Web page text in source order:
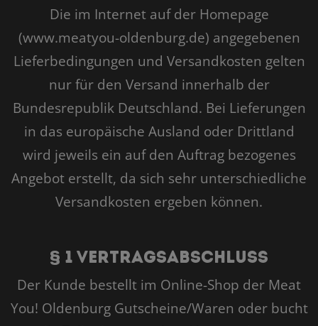
Die im Internet auf der Homepage
(www.meatyou-oldenburg.de) angegebenen
Lieferbedingungen und Versandkosten gelten
nur für den Versand innerhalb der
Bundesrepublik Deutschland. Bei Lieferungen
in das europäische Ausland oder Drittland
wird jeweils ein auf den Auftrag bezogenes
Angebot erstellt, da sich sehr unterschiedliche
Versandkosten ergeben können.
§ 1 Vertragsabschluss
Der Kunde bestellt im Online-Shop der Meat
You! Oldenburg Gutscheine/Waren oder bucht